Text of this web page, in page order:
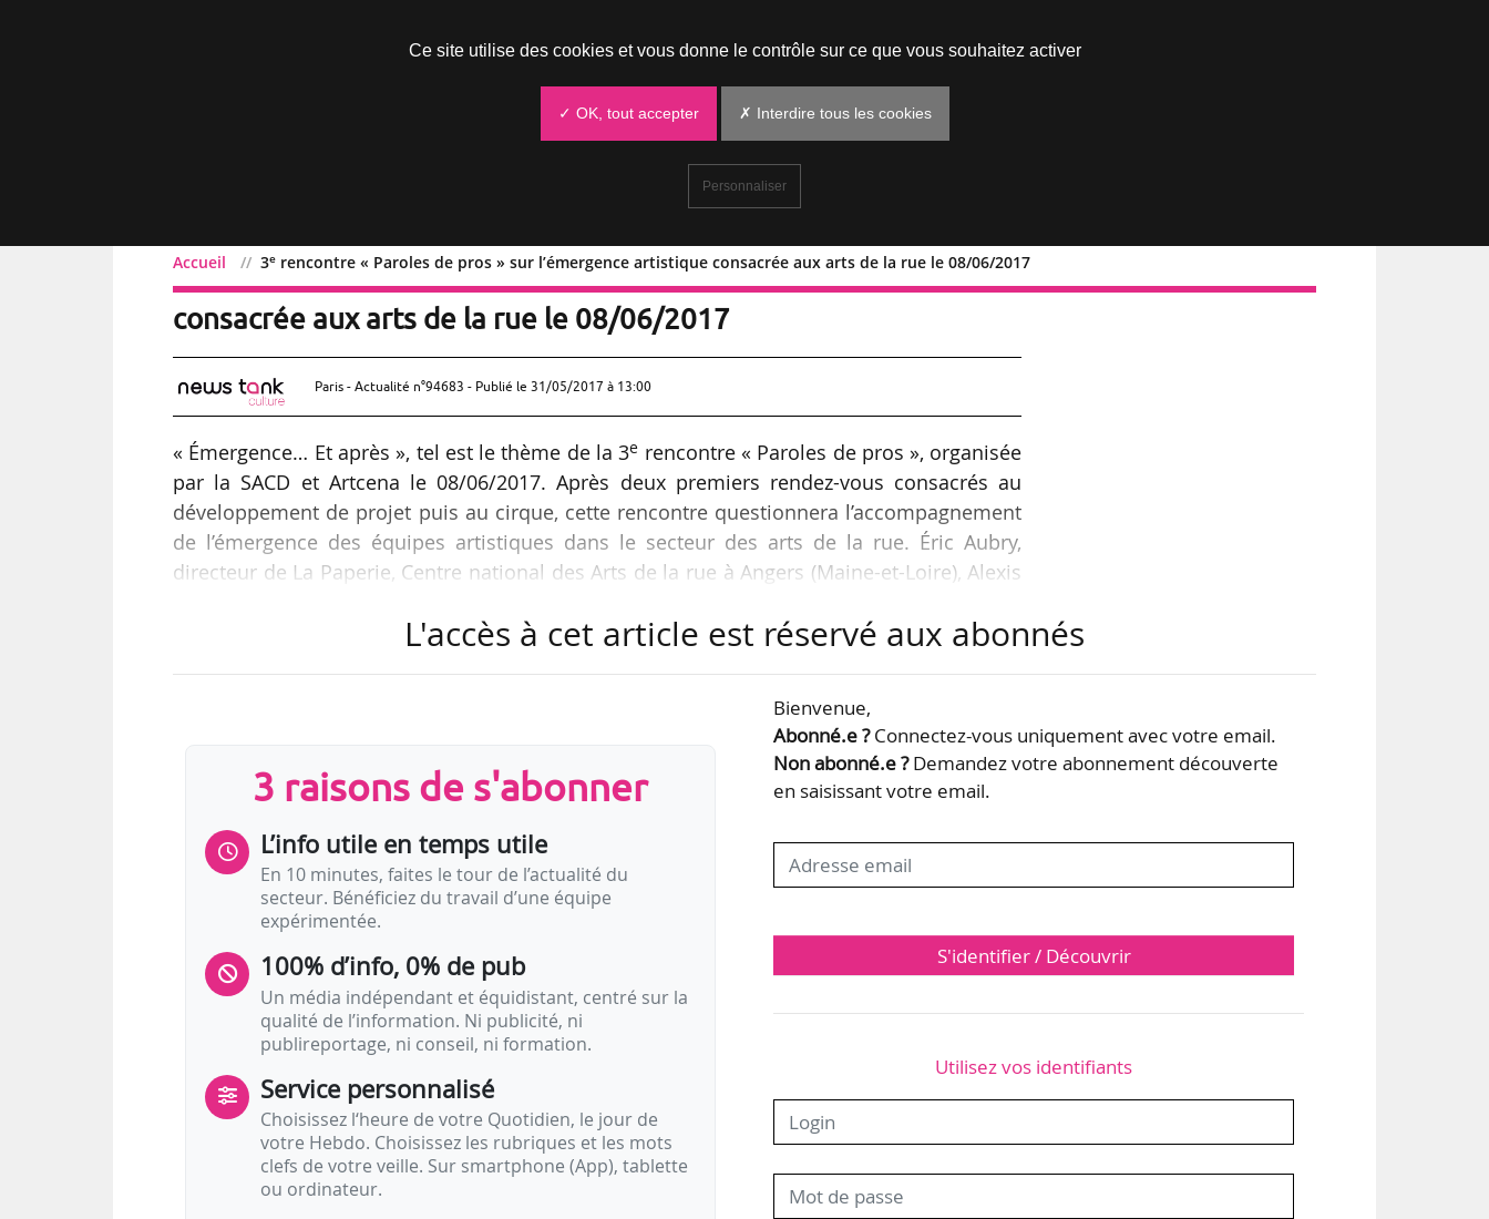
Accueil 3e rencontre « Paroles de pros » sur l’émergence artistique consacrée aux arts de la rue le 08/06/2017
3erencontre « Paroles de pros » sur l’émergence artistique
consacrée aux arts de la rue le 08/06/2017
Paris - Actualité n°94683 - Publié le 31/05/2017 à 13:00
« Émergence… Et après », tel est le thème de la 3e rencontre « Paroles de pros », organisée
par la SACD et Artcena le 08/06/2017. Après deux premiers rendez-vous consacrés au
développement de projet puis au cirque, cette rencontre questionnera l’accompagnement
de l’émergence des équipes artistiques dans le secteur des arts de la rue. Éric Aubry,
directeur de La Paperie, Centre national des Arts de la rue à Angers (Maine-et-Loire), Alexis
projets culturels dans l’espace public (Animakt), Anne Rossignol, directrice d’In8 circle,
L'accès à cet article est réservé aux abonnés
3 raisons de s'abonner
L’info utile en temps utile
En 10 minutes, faites le tour de l’actualité du
secteur. Bénéficiez du travail d’une équipe
expérimentée.
100% d’info, 0% de pub
Un média indépendant et équidistant, centré sur la
qualité de l’information. Ni publicité, ni
publireportage, ni conseil, ni formation.
Service personnalisé
Choisissez l‘heure de votre Quotidien, le jour de
votre Hebdo. Choisissez les rubriques et les mots
clefs de votre veille. Sur smartphone (App), tablette
ou ordinateur.
Bienvenue,
Abonné.e ?Connectez-vous uniquement avec votre email.
Non abonné.e ?Demandez votre abonnement découverte
en saisissant votre email.
S'identifier / Découvrir
Utilisez vos identifiants
Ce site utilise des cookies et vous donne le contrôle sur ce que vous souhaitez activer
✓ OK, tout accepter ✗ Interdire tous les cookies
Personnaliser